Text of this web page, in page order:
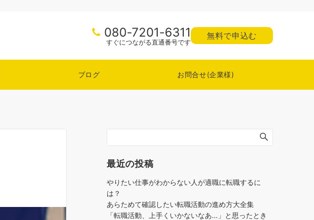
080-7201-6311
すぐにつながる直通番号です
無料で申込む
ブログ お問合せ(企業様)
最近の投稿
やりたい仕事がわからない人が適職に転職するに
は？
あらためて確認したい転職活動の進め方大全集
「転職活動、上手くいかないなあ…」と思ったとき